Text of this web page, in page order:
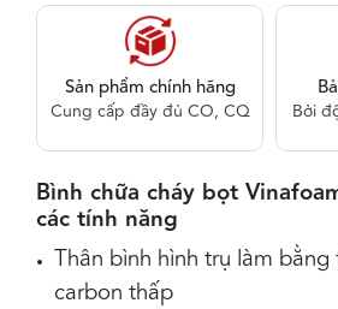
Sản phẩm chính hãng
Cung cấp đầy đủ CO, CQ
Bởi
Bình chữa cháy bọt
các tính năng
Thân bình hình trụ làm
carbon thấp